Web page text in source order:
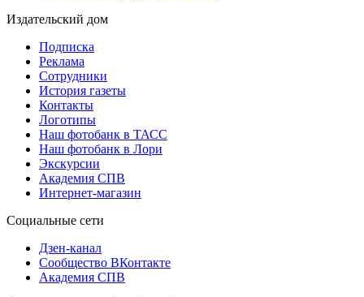
Издательский дом
Подписка
Реклама
Сотрудники
История газеты
Контакты
Логотипы
Наш фотобанк в ТАСС
Наш фотобанк в Лори
Экскурсии
Академия СПВ
Интернет-магазин
Социальные сети
Дзен-канал
Сообщество ВКонтакте
Академия СПВ